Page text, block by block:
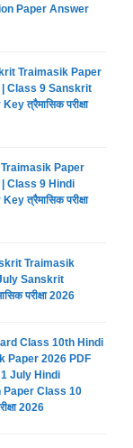
Paper Answer
Traimasik Paper
| Class 9 Sanskrit
त्रैमासिक परीक्षा
Paper
Class 9 Hindi
त्रैमासिक परीक्षा
Traimasik
Sanskrit
परीक्षा 2026
Class 10th Hindi
Paper 2026 PDF
1 July Hindi
Paper Class 10
2026